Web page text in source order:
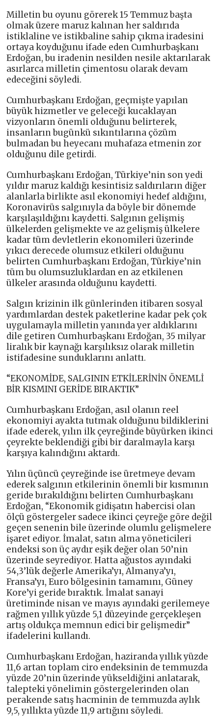
Milletin bu oyunu görerek 15 Temmuz başta
olmak üzere maruz kalınan her saldırıda
istiklaline ve istikbaline sahip çıkma iradesini
ortaya koyduğunu ifade eden Cumhurbaşkanı
Erdoğan, bu iradenin nesilden nesile aktarılarak
asırlarca milletin çimentosu olarak devam
edeceğini söyledi.
Cumhurbaşkanı Erdoğan, geçmişte yapılan
büyük hizmetler ve geleceği kucaklayan
vizyonların önemli olduğunu belirterek,
insanların bugünkü sıkıntılarına çözüm
bulmadan bu heyecanı muhafaza etmenin zor
olduğunu dile getirdi.
Cumhurbaşkanı Erdoğan, Türkiye’nin son yedi
yıldır maruz kaldığı kesintisiz saldırıların diğer
alanlarla birlikte asıl ekonomiyi hedef aldığını,
Koronavirüs salgınıyla da böyle bir dönemde
karşılaşıldığını kaydetti. Salgının gelişmiş
ülkelerden gelişmekte ve az gelişmiş ülkelere
kadar tüm devletlerin ekonomileri üzerinde
yıkıcı derecede olumsuz etkileri olduğunu
belirten Cumhurbaşkanı Erdoğan, Türkiye’nin
tüm bu olumsuzluklardan en az etkilenen
ülkeler arasında olduğunu kaydetti.
Salgın krizinin ilk günlerinden itibaren sosyal
yardımlardan destek paketlerine kadar pek çok
uygulamayla milletin yanında yer aldıklarını
dile getiren Cumhurbaşkanı Erdoğan, 35 milyar
liralık bir kaynağı karşılıksız olarak milletin
istifadesine sunduklarını anlattı.
“EKONOMİDE, SALGININ ETKİLERİNİN ÖNEMLİ
BİR KISMINI GERİDE BIRAKTIK”
Cumhurbaşkanı Erdoğan, asıl olanın reel
ekonomiyi ayakta tutmak olduğunu bildiklerini
ifade ederek, yılın ilk çeyreğinde büyürken ikinci
çeyrekte beklendiği gibi bir daralmayla karşı
karşıya kalındığını aktardı.
Yılın üçüncü çeyreğinde ise üretmeye devam
ederek salgının etkilerinin önemli bir kısmının
geride bırakıldığını belirten Cumhurbaşkanı
Erdoğan, “Ekonomik gidişatın habercisi olan
ölçü göstergeler sadece ikinci çeyreğe göre değil
geçen senenin bile üzerinde olumlu gelişmelere
işaret ediyor. İmalat, satın alma yöneticileri
endeksi son üç aydır eşik değer olan 50’nin
üzerinde seyrediyor. Hatta ağustos ayındaki
54,3’lük değerle Amerika’yı, Almanya’yı,
Fransa’yı, Euro bölgesinin tamamını, Güney
Kore’yi geride bıraktık. İmalat sanayi
üretiminde nisan ve mayıs ayındaki gerilemeye
rağmen yıllık yüzde 5,1 düzeyinde gerçekleşen
artış oldukça memnun edici bir gelişmedir”
ifadelerini kullandı.
Cumhurbaşkanı Erdoğan, haziranda yıllık yüzde
11,6 artan toplam ciro endeksinin de temmuzda
yüzde 20’nin üzerinde yükseldiğini anlatarak,
talepteki yönelimin göstergelerinden olan
perakende satış hacminin de temmuzda aylık
9,5, yıllıkta yüzde 11,9 artığını söyledi.